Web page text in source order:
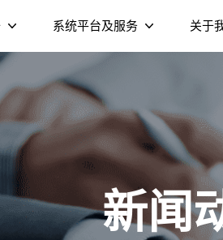
S905X5 4K 电视盒 S905X5M
千兆
Wi-Fi 6 AX6000 双频
DOCSIS 3.1 线缆调制解调
器（NE6099）
系统平台及服务
XMediaTV视频流媒体平台
XHome家庭设备管控平台
Cedar家庭AI智能体
运营商 Launcher
关于
可持
企
公
新闻